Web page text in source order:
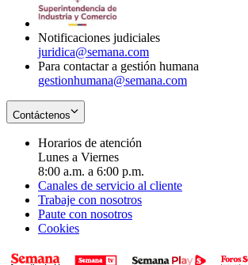
Notificaciones judiciales
juridica@semana.com
Para contactar a gestión humana
gestionhumana@semana.com
Contáctenos
Horarios de atención
Lunes a Viernes
8:00 a.m. a 6:00 p.m.
Canales de servicio al cliente
Trabaje con nosotros
Paute con nosotros
Cookies